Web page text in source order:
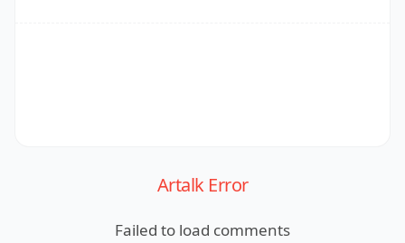
Artalk Error
Failed to load comments